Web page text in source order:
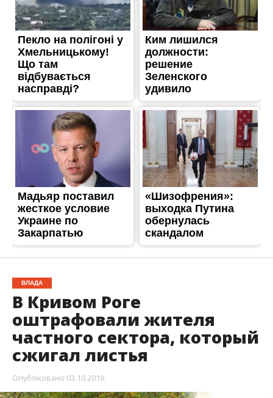
ВЛАДА
В Кривом Роге
оштрафовали жителя
частного сектора, который
сжигал листья
Опубліковано 03.10.2019